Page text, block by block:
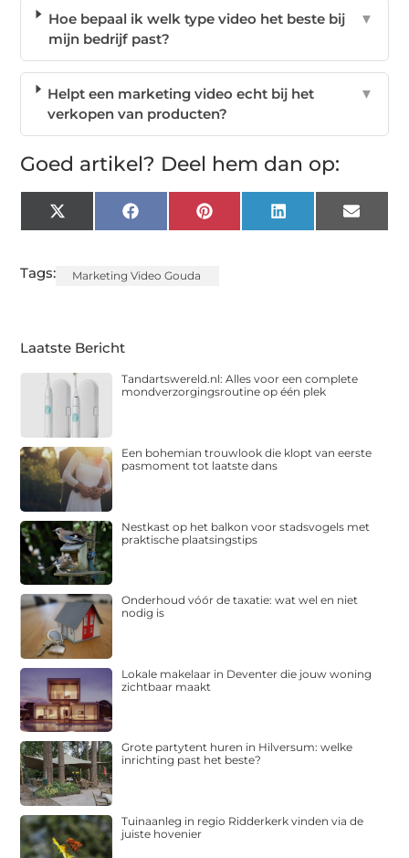
Hoe bepaal ik welk type video het beste bij
mijn bedrijf past?
▼
Helpt een marketing video echt bij het
verkopen van producten?
▼
Goed artikel? Deel hem dan op:
X
(Twitter)
FacebookPinterest LinkedIn Email
Tags: Marketing Video Gouda
Laatste Bericht
Tandartswereld.nl: Alles voor een complete
mondverzorgingsroutine op één plek
Een bohemian trouwlook die klopt van eerste
pasmoment tot laatste dans
Nestkast op het balkon voor stadsvogels met
praktische plaatsingstips
Onderhoud vóór de taxatie: wat wel en niet
nodig is
Lokale makelaar in Deventer die jouw woning
zichtbaar maakt
Grote partytent huren in Hilversum: welke
inrichting past het beste?
Tuinaanleg in regio Ridderkerk vinden via de
juiste hovenier